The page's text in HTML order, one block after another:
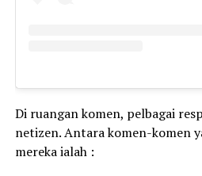
Di ruangan komen, pelbagai
netizen. Antara komen-komen
mereka ialah :